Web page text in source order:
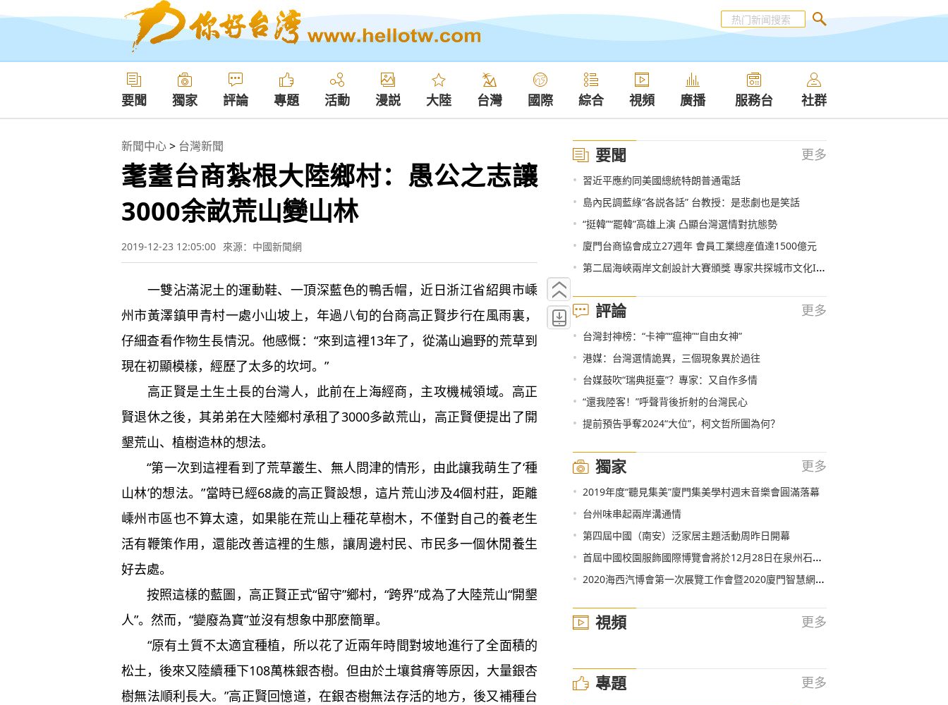
要聞 獨家 評論 專題 活動 漫説 大陸 台灣 國際 綜合 視頻 廣播 服務台 社群
新聞中心> 台灣新聞
耄耋台商紮根大陸鄉村：愚公之志讓
3000余畝荒山變山林
2019-12-23 12:05:00 來源：中國新聞網
一雙沾滿泥土的運動鞋、一頂深藍色的鴨舌帽，近日浙江省紹興市嵊
州市黃澤鎮甲青村一處小山坡上，年過八旬的台商高正賢步行在風雨裏，
仔細查看作物生長情況。他感慨：“來到這裡13年了，從滿山遍野的荒草到
現在初顯模樣，經歷了太多的坎坷。”
高正賢是土生土長的台灣人，此前在上海經商，主攻機械領域。高正
賢退休之後，其弟弟在大陸鄉村承租了3000多畝荒山，高正賢便提出了開
墾荒山、植樹造林的想法。
“第一次到這裡看到了荒草叢生、無人問津的情形，由此讓我萌生了‘種
山林’的想法。”當時已經68歲的高正賢設想，這片荒山涉及4個村莊，距離
嵊州市區也不算太遠，如果能在荒山上種花草樹木，不僅對自己的養老生
活有鞭策作用，還能改善這裡的生態，讓周邊村民、市民多一個休閒養生
好去處。
按照這樣的藍圖，高正賢正式“留守”鄉村，“跨界”成為了大陸荒山“開墾
人”。然而，“變廢為寶”並沒有想象中那麼簡單。
“原有土質不太適宜種植，所以花了近兩年時間對坡地進行了全面積的
松土，後來又陸續種下108萬株銀杏樹。但由於土壤貧瘠等原因，大量銀杏
樹無法順利長大。”高正賢回憶道，在銀杏樹無法存活的地方，後又補種台
要聞 更多
• 習近平應約同美國總統特朗普通電話
• 島內民調藍綠“各説各話” 台教授：是悲劇也是笑話
• “挺韓”“罷韓”高雄上演 凸顯台灣選情對抗態勢
• 廈門台商協會成立27週年 會員工業總産值達1500億元
• 第二屆海峽兩岸文創設計大賽頒獎 專家共探城市文化IP發展
評論 更多
• 台灣封神榜：“卡神”“瘟神”“自由女神”
• 港媒：台灣選情詭異，三個現象異於過往
• 台媒鼓吹“瑞典挺臺”？專家：又自作多情
• “還我陸客！”呼聲背後折射的台灣民心
• 提前預告爭奪2024“大位”，柯文哲所圖為何？
獨家 更多
• 2019年度“聽見集美”廈門集美學村週末音樂會圓滿落幕
• 台州味串起兩岸溝通情
• 第四屆中國（南安）泛家居主題活動周昨日開幕
• 首屆中國校園服飾國際博覽會將於12月28日在泉州石獅市舉行
• 2020海西汽博會第一次展覽工作會暨2020廈門智慧網聯汽車展覽會新聞通報會召開
視頻 更多
專題 更多